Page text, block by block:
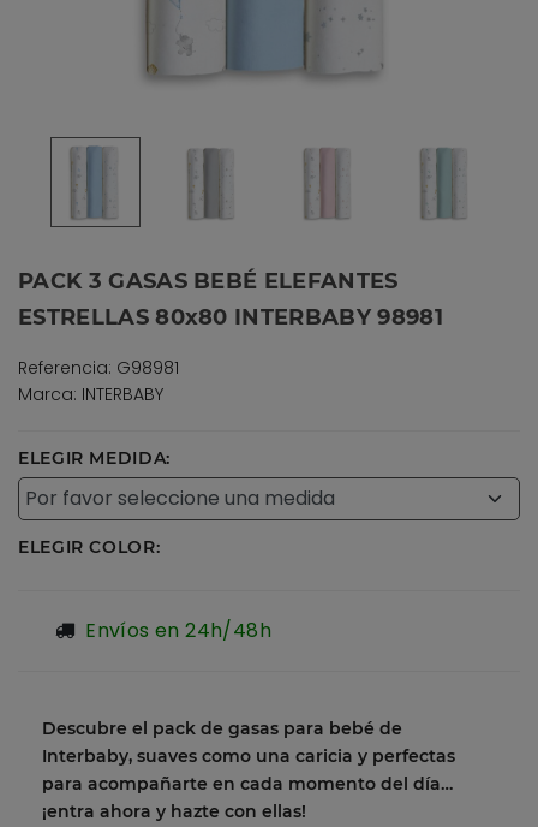
PACK 3 GASAS BEBÉ ELEFANTES
ESTRELLAS 80x80 INTERBABY 98981
Referencia: G98981
Marca: INTERBABY
ELEGIR MEDIDA:
ELEGIR COLOR:
Envíos en 24h/48h
Descubre el pack de gasas para bebé de
Interbaby, suaves como una caricia y perfectas
para acompañarte en cada momento del día…
¡entra ahora y hazte con ellas!